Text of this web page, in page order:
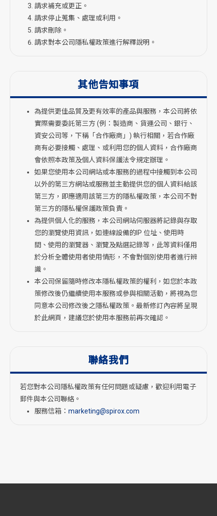
請求補充或更正。
請求停止蒐集、處理或利用。
請求刪除。
請求對本公司隱私權政策進行解釋說明。
其他告知事項
為提供更佳品質及更有效率的產品與服務，本公司將依
實際需要委託第三方 (例：製造商、貨運公司、銀行、
資安公司等，下稱「合作廠商」) 執行相關，若合作廠
商有必要接觸、處理、或利用您的個人資料，合作廠商
會依照本政策及個人資料保護法令規定辦理。
如果您使用本公司網站或本服務的過程中接觸到本公司
以外的第三方網站或服務並主動提供您的個人資料給該
第三方，即應適用該第三方的隱私權政策，本公司不對
第三方的隱私權保護政策負責。
為提供個人化的服務，本公司網站伺服器將記錄與存取
您的瀏覽使用資訊，如連線設備的IP 位址、使用時
間、使用的瀏覽器、瀏覽及點選記錄等，此等資料僅用
於分析全體使用者使用情形，不會對個別使用者進行辨
識。
本公司保留隨時修改本隱私權政策的權利，如您於本政
策修改後仍繼續使用本服務或參與相關活動，將視為您
同意本公司修改後之隱私權政策。最新修訂內容將呈現
於此網頁，建議您於使用本服務前再次確認。
聯絡我們
若您對本公司隱私權政策有任何問題或疑慮，歡迎利用電子
郵件與本公司聯絡。
服務信箱： marketing@spirox.com